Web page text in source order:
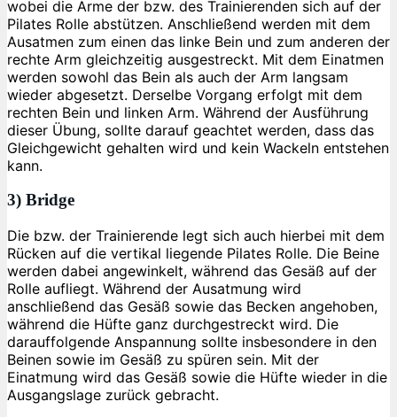
wobei die Arme der bzw. des Trainierenden sich auf der
Pilates Rolle abstützen. Anschließend werden mit dem
Ausatmen zum einen das linke Bein und zum anderen der
rechte Arm gleichzeitig ausgestreckt. Mit dem Einatmen
werden sowohl das Bein als auch der Arm langsam
wieder abgesetzt. Derselbe Vorgang erfolgt mit dem
rechten Bein und linken Arm. Während der Ausführung
dieser Übung, sollte darauf geachtet werden, dass das
Gleichgewicht gehalten wird und kein Wackeln entstehen
kann.
3) Bridge
Die bzw. der Trainierende legt sich auch hierbei mit dem
Rücken auf die vertikal liegende Pilates Rolle. Die Beine
werden dabei angewinkelt, während das Gesäß auf der
Rolle aufliegt. Während der Ausatmung wird
anschließend das Gesäß sowie das Becken angehoben,
während die Hüfte ganz durchgestreckt wird. Die
darauffolgende Anspannung sollte insbesondere in den
Beinen sowie im Gesäß zu spüren sein. Mit der
Einatmung wird das Gesäß sowie die Hüfte wieder in die
Ausgangslage zurück gebracht.